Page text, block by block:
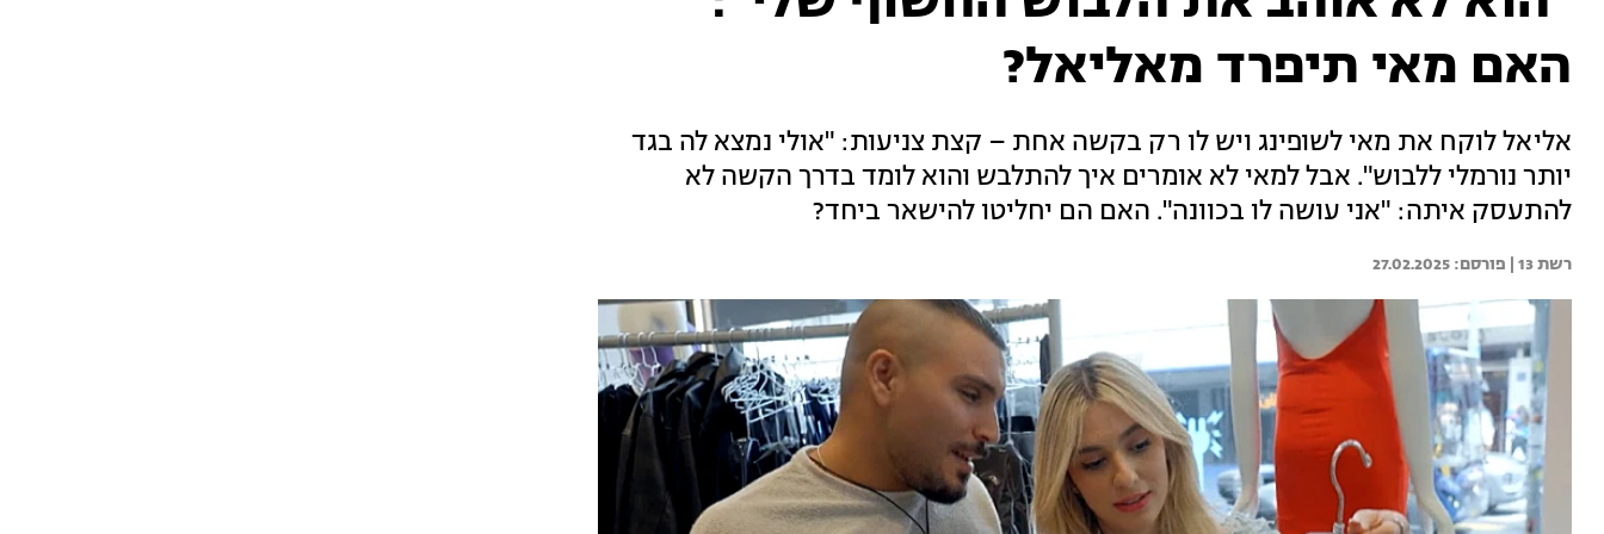
האם מאי תיפרד מאליאל?
אליאל לוקח את מאי לשופינג ויש לו רק בקשה אחת – קצת צניעות: "אולי נמצא לה בגד
יותר נורמלי ללבוש". אבל למאי לא אומרים איך להתלבש והוא לומד בדרך הקשה לא
להתעסק איתה: "אני עושה לו בכוונה". האם הם יחליטו להישאר ביחד?
רשת 13 | 27.02.2025